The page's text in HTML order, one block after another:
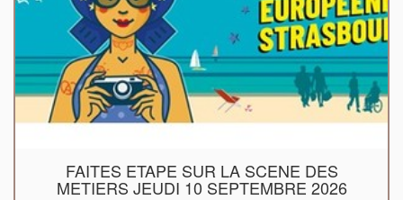
FAITES ETAPE SUR LA SCENE DES
METIERS JEUDI 10 SEPTEMBRE 2026